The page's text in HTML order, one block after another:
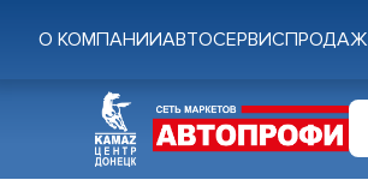
О КОМПАНИИАВТОСЕРВИС